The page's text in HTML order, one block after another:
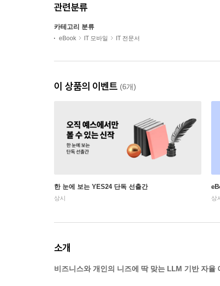
관련분류
카테고리 분류
eBook IT 모바일 IT 전문서
이 상품의 이벤트 (6개)
한 눈에 보는 YES24 단독 선출간
상시 상
소개
비즈니스와 개인의 니즈에 딱 맞는 LLM 기반 자